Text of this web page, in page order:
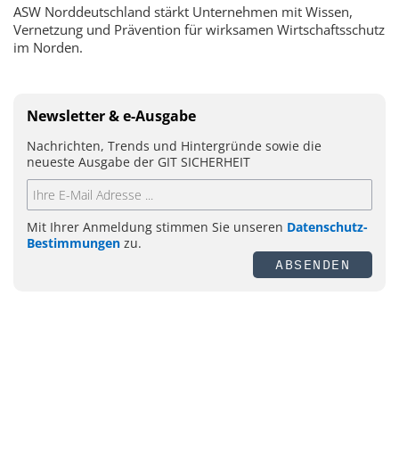
ASW Norddeutschland stärkt Unternehmen mit Wissen,
Vernetzung und Prävention für wirksamen Wirtschaftsschutz
im Norden.
Newsletter & e-Ausgabe
Nachrichten, Trends und Hintergründe sowie die
neueste Ausgabe der GIT SICHERHEIT
Mit Ihrer Anmeldung stimmen Sie unseren Datenschutz-
Bestimmungen zu.
ABSENDEN